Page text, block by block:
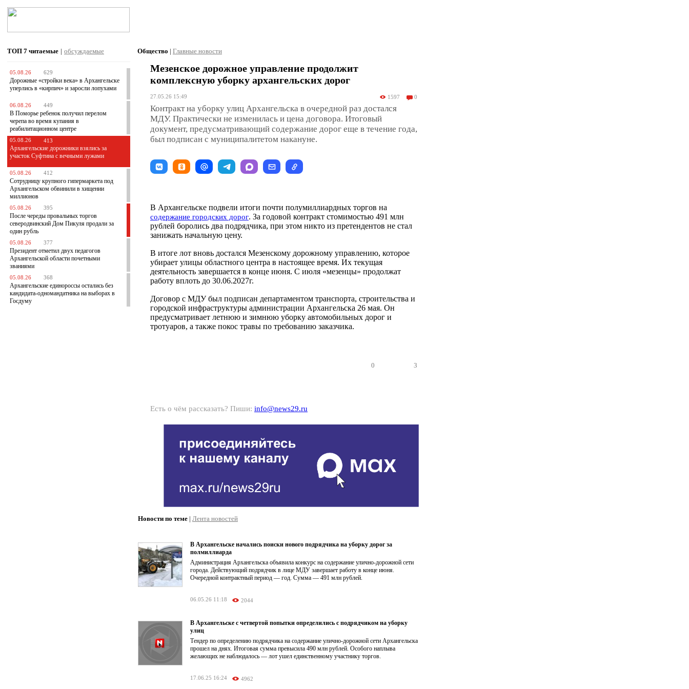
ТОП 7 читаемые | обсуждаемые
05.08.26 629
Дорожные «стройки века» в Архангельске
уперлись в «кирпич» и заросли лопухами
06.08.26 449
В Поморье ребенок получил перелом
черепа во время купания в
реабилитационном центре
05.08.26 413
Архангельские дорожники взялись за
участок Суфтина с вечными лужами
05.08.26 412
Сотрудницу крупного гипермаркета под
Архангельском обвинили в хищении
миллионов
05.08.26 395
После череды провальных торгов
северодвинский Дом Пикуля продали за
один рубль
05.08.26 377
Президент отметил двух педагогов
Архангельской области почетными
званиями
05.08.26 368
Архангельские единороссы остались без
кандидата-одномандатника на выборах в
Госдуму
Общество | Главные новости
Мезенское дорожное управление продолжит
комплексную уборку архангельских дорог
27.05.26 15:49 1597 0
Контракт на уборку улиц Архангельска в очередной раз достался
МДУ. Практически не изменилась и цена договора. Итоговый
документ, предусматривающий содержание дорог еще в течение года,
был подписан с муниципалитетом накануне.
В Архангельске подвели итоги почти полумиллиардных торгов на
содержание городских дорог. За годовой контракт стомимостью 491 млн
рублей боролись два подрядчика, при этом никто из претендентов не стал
занижать начальную цену.
В итоге лот вновь достался Мезенскому дорожному управлению, которое
убирает улицы областного центра в настоящее время. Их текущая
деятельность завершается в конце июня. С июля «мезенцы» продолжат
работу вплоть до 30.06.2027г.
Договор с МДУ был подписан департаментом транспорта, строительства и
городской инфраструктуры администрации Архангельска 26 мая. Он
предусматривает летнюю и зимнюю уборку автомобильных дорог и
тротуаров, а также покос травы по требованию заказчика.
0 3
Есть о чём рассказать? Пиши: info@news29.ru
Новости по теме | Лента новостей
В Архангельске начались поиски нового подрядчика на уборку дорог за
полмиллиарда
Администрация Архангельска объявила конкурс на содержание улично-дорожной сети
города. Действующий подрядчик в лице МДУ завершает работу в конце июня.
Очередной контрактный период — год. Сумма — 491 млн рублей.
06.05.26 11:18 2044
В Архангельске с четвертой попытки определились с подрядчиком на уборку
улиц
Тендер по определению подрядчика на содержание улично-дорожной сети Архангельска
прошел на днях. Итоговая сумма превысила 490 млн рублей. Особого наплыва
желающих не наблюдалось — лот ушел единственному участнику торгов.
17.06.25 16:24 4962